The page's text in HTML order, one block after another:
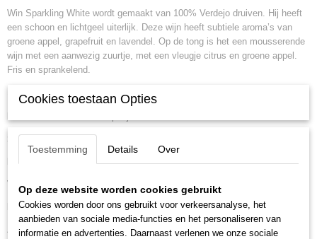
Win Sparkling White wordt gemaakt van 100% Verdejo druiven. Hij heeft
een schoon en lichtgeel uiterlijk. Deze wijn heeft subtiele aroma’s van
groene appel, grapefruit en lavendel. Op de tong is het een mousserende
wijn met een aanwezig zuurtje, met een vleugje citrus en groene appel.
Fris en sprankelend.
Specificaties
Streek
Druivensoort Verdejo
Vinificatie Inox vaten
Lekker bijAperitief, Oesters, Zeevruchten
AfsluitingKurk
Cookies toestaan Opties
Toestemming Details Over
Op deze website worden cookies gebruikt
Cookies worden door ons gebruikt voor verkeersanalyse, het
aanbieden van sociale media-functies en het personaliseren van
informatie en advertenties. Daarnaast verlenen we onze sociale